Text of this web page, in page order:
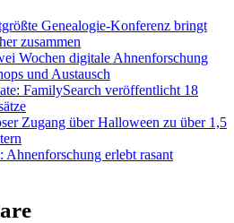
Genealogie-Konferenz bringt
zusammen
Wochen digitale Ahnenforschung
und Austausch
FamilySearch veröffentlicht 18
Zugang über Halloween zu über 1,5
erlebt rasant